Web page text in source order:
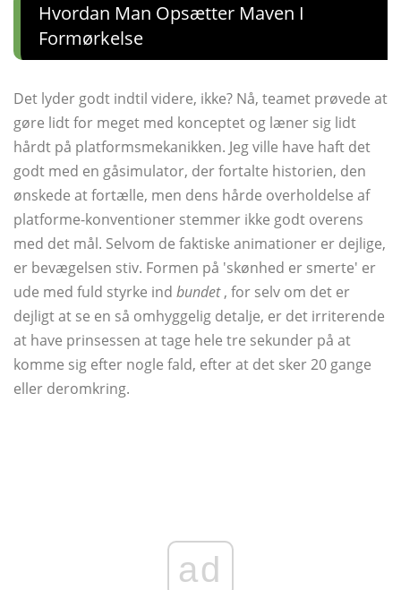
Hvordan Man Opsætter Maven I
Formørkelse
Det lyder godt indtil videre, ikke? Nå, teamet prøvede at
gøre lidt for meget med konceptet og læner sig lidt
hårdt på platformsmekanikken. Jeg ville have haft det
godt med en gåsimulator, der fortalte historien, den
ønskede at fortælle, men dens hårde overholdelse af
platforme-konventioner stemmer ikke godt overens
med det mål. Selvom de faktiske animationer er dejlige,
er bevægelsen stiv. Formen på 'skønhed er smerte' er
ude med fuld styrke ind bundet, for selv om det er
dejligt at se en så omhyggelig detalje, er det irriterende
at have prinsessen at tage hele tre sekunder på at
komme sig efter nogle fald, efter at det sker 20 gange
eller deromkring.
ad